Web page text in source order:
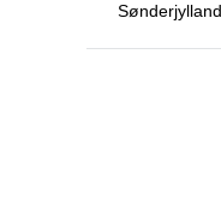
Sønderjylland